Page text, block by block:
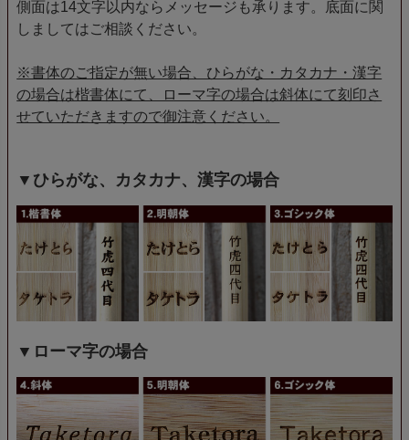
側面は14文字以内ならメッセージも承ります。底面に関
しましてはご相談ください。
※書体のご指定が無い場合、ひらがな・カタカナ・漢字
の場合は楷書体にて、ローマ字の場合は斜体にて刻印さ
せていただきますので御注意ください。
▼ひらがな、カタカナ、漢字の場合
▼ローマ字の場合